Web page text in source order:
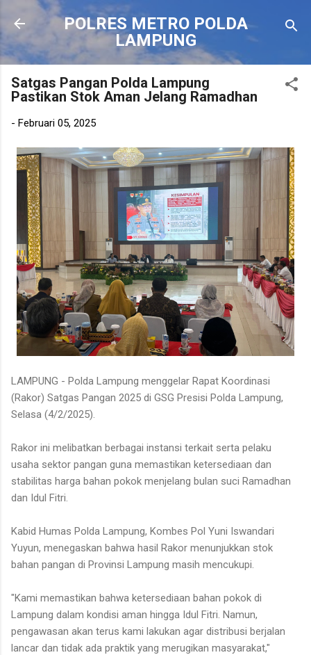
Langsung ke konten utama
POLRES METRO POLDA
LAMPUNG
Satgas Pangan Polda Lampung
Pastikan Stok Aman Jelang Ramadhan
- Februari 05, 2025
LAMPUNG - Polda Lampung menggelar Rapat Koordinasi
(Rakor) Satgas Pangan 2025 di GSG Presisi Polda Lampung,
Selasa (4/2/2025).
Rakor ini melibatkan berbagai instansi terkait serta pelaku
usaha sektor pangan guna memastikan ketersediaan dan
stabilitas harga bahan pokok menjelang bulan suci Ramadhan
dan Idul Fitri.
Kabid Humas Polda Lampung, Kombes Pol Yuni Iswandari
Yuyun, menegaskan bahwa hasil Rakor menunjukkan stok
bahan pangan di Provinsi Lampung masih mencukupi.
"Kami memastikan bahwa ketersediaan bahan pokok di
Lampung dalam kondisi aman hingga Idul Fitri. Namun,
pengawasan akan terus kami lakukan agar distribusi berjalan
lancar dan tidak ada praktik yang merugikan masyarakat,"